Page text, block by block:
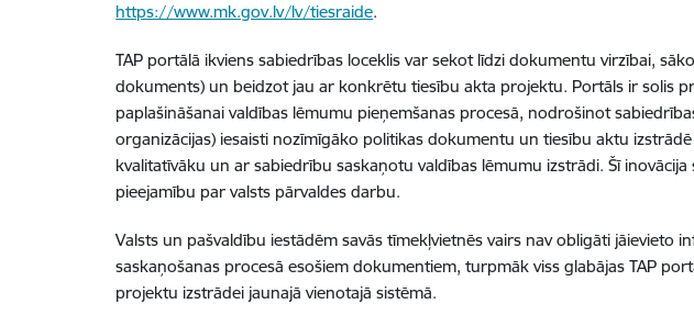
https://www.mk.gov.lv/lv/tiesraide.
TAP portālā ikviens sabiedrības loceklis var sekot līdzi dokumentu virzībai,
dokuments) un beidzot jau ar konkrētu tiesību akta projektu. Portāls ir solis
paplašināšanai valdības lēmumu pieņemšanas procesā, nodrošinot
organizācijas) iesaisti nozīmīgāko politikas dokumentu un tiesību aktu
kvalitatīvāku un ar sabiedrību saskaņotu valdības lēmumu izstrādi. Šī
pieejamību par valsts pārvaldes darbu.
Valsts un pašvaldību iestādēm savās tīmekļvietnēs vairs nav obligāti jāievieto
saskaņošanas procesā esošiem dokumentiem, turpmāk viss glabājas TAP
projektu izstrādei jaunajā vienotajā sistēmā.